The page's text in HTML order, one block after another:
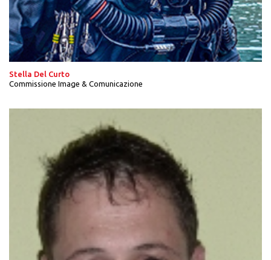
Stella Del Curto
Commissione Image & Comunicazione